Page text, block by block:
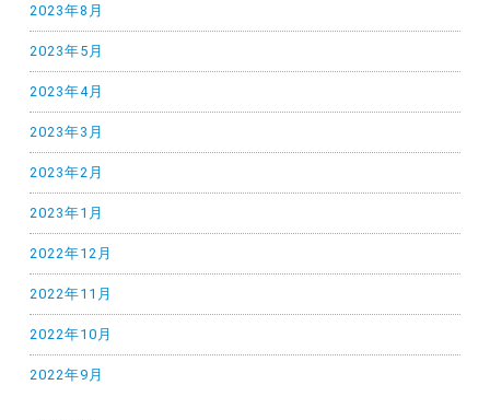
2023年8月
2023年5月
2023年4月
2023年3月
2023年2月
2023年1月
2022年12月
2022年11月
2022年10月
2022年9月